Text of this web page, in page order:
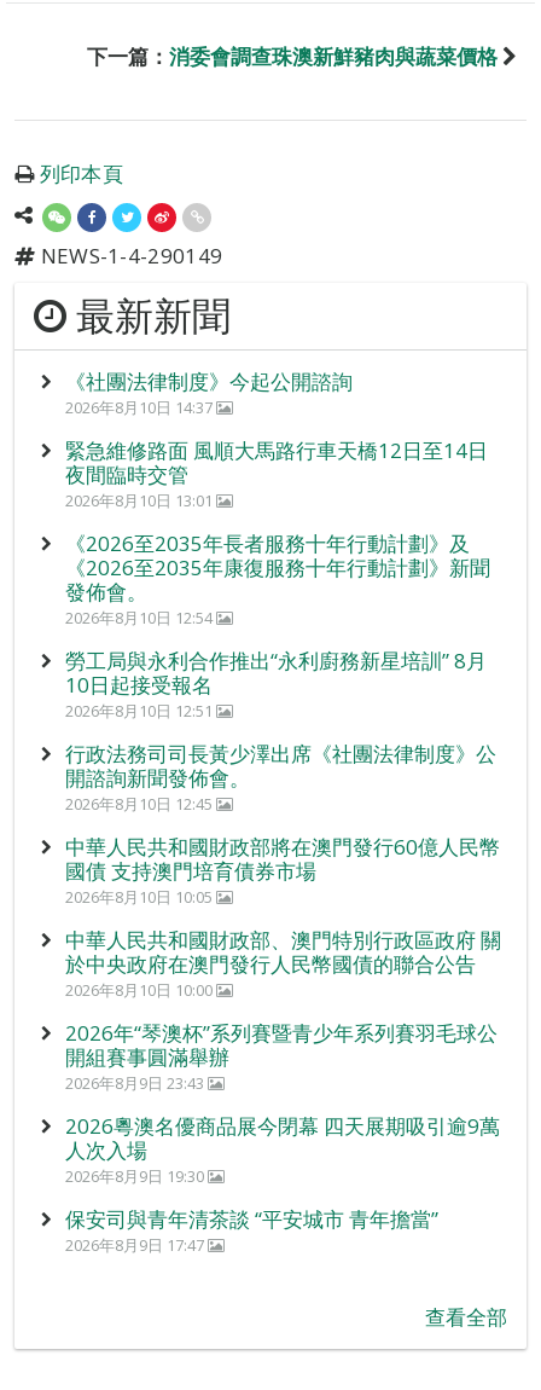
下一篇： 消委會調查珠澳新鮮豬肉與蔬菜價格
列印本頁
NEWS-1-4-290149
最新新聞
《社團法律制度》今起公開諮詢
2026年8月10日 14:37
緊急維修路面 風順大馬路行車天橋12日至14日
夜間臨時交管
2026年8月10日 13:01
《2026至2035年長者服務十年行動計劃》及
《2026至2035年康復服務十年行動計劃》新聞
發佈會。
2026年8月10日 12:54
勞工局與永利合作推出“永利廚務新星培訓” 8月
10日起接受報名
2026年8月10日 12:51
行政法務司司長黃少澤出席《社團法律制度》公
開諮詢新聞發佈會。
2026年8月10日 12:45
中華人民共和國財政部將在澳門發行60億人民幣
國債 支持澳門培育債券市場
2026年8月10日 10:05
中華人民共和國財政部、澳門特別行政區政府 關
於中央政府在澳門發行人民幣國債的聯合公告
2026年8月10日 10:00
2026年“琴澳杯”系列賽暨青少年系列賽羽毛球公
開組賽事圓滿舉辦
2026年8月9日 23:43
2026粵澳名優商品展今閉幕 四天展期吸引逾9萬
人次入場
2026年8月9日 19:30
保安司與青年清茶談 “平安城市 青年擔當”
2026年8月9日 17:47
查看全部